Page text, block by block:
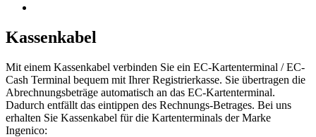
Kassenkabel
Mit einem Kassenkabel verbinden Sie ein EC-Kartenterminal / EC-
Cash Terminal bequem mit Ihrer Registrierkasse. Sie übertragen die
Abrechnungsbeträge automatisch an das EC-Kartenterminal.
Dadurch entfällt das eintippen des Rechnungs-Betrages. Bei uns
erhalten Sie Kassenkabel für die Kartenterminals der Marke
Ingenico: